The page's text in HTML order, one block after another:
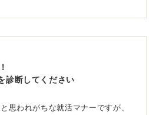
にしておきましょう。
診断してください
思われがちな就活マナーですが、